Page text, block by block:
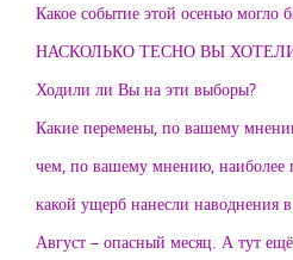
Какое событие этой осенью могло
НАСКОЛЬКО ТЕСНО ВЫ
Ходили ли Вы на эти выборы?
Какие перемены, по вашему
чем, по вашему мнению, наиболее
какой ущерб нанесли наводнения
Август – опасный месяц. А тут